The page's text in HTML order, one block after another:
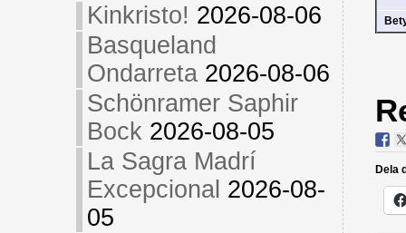
Kinkristo! 2026-08-06
Basqueland
Ondarreta 2026-08-06
Schönramer Saphir
Bock 2026-08-05
La Sagra Madrí
Excepcional 2026-08-
05
Dela